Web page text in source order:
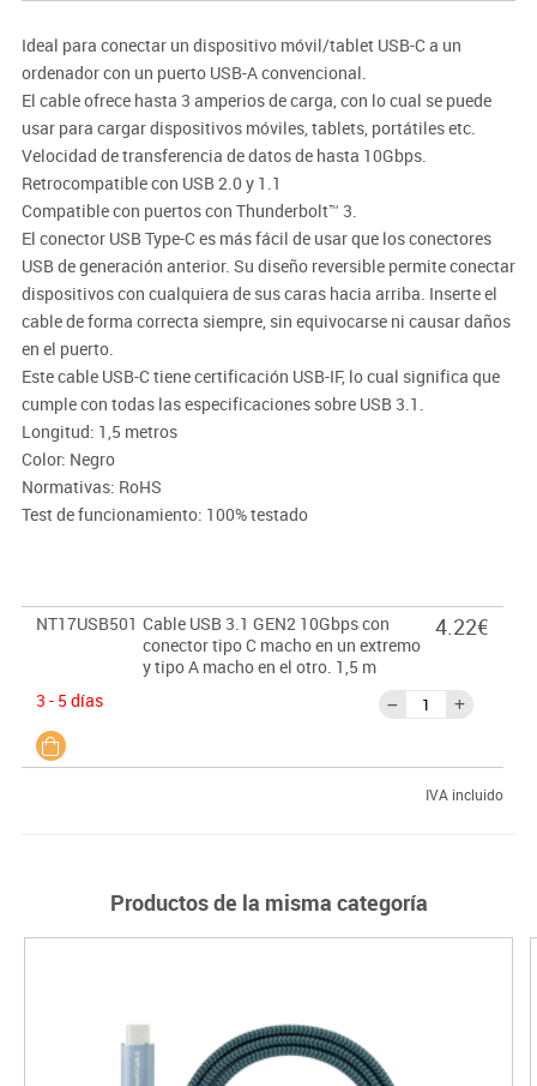
Ideal para conectar un dispositivo móvil/tablet USB-C a un
ordenador con un puerto USB-A convencional.
El cable ofrece hasta 3 amperios de carga, con lo cual se puede
usar para cargar dispositivos móviles, tablets, portátiles etc.
Velocidad de transferencia de datos de hasta 10Gbps.
Retrocompatible con USB 2.0 y 1.1
Compatible con puertos con Thunderbolt™ 3.
El conector USB Type-C es más fácil de usar que los conectores
USB de generación anterior. Su diseño reversible permite conectar
dispositivos con cualquiera de sus caras hacia arriba. Inserte el
cable de forma correcta siempre, sin equivocarse ni causar daños
en el puerto.
Este cable USB-C tiene certificación USB-IF, lo cual significa que
cumple con todas las especificaciones sobre USB 3.1.
Longitud: 1,5 metros
Color: Negro
Normativas: RoHS
Test de funcionamiento: 100% testado
NT17USB501 Cable USB 3.1 GEN2 10Gbps con
conector tipo C macho en un extremo
y tipo A macho en el otro. 1,5 m
3 - 5 días
4.22€
IVA incluido
Productos de la misma categoría